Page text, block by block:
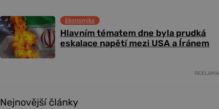
Hlavním tématem dne byla prudká
eskalace napětí mezi USA a Íránem
Ekonomika
REKLAMA
Nejnovější články